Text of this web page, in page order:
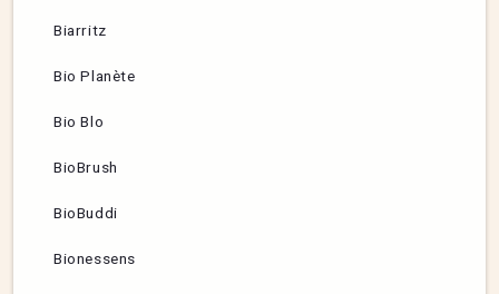
Biarritz
Bio Planète
Bio Blo
BioBrush
BioBuddi
Bionessens